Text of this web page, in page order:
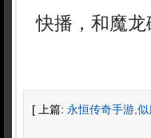
快播，和魔
[ 上篇: 永恒传奇手游,